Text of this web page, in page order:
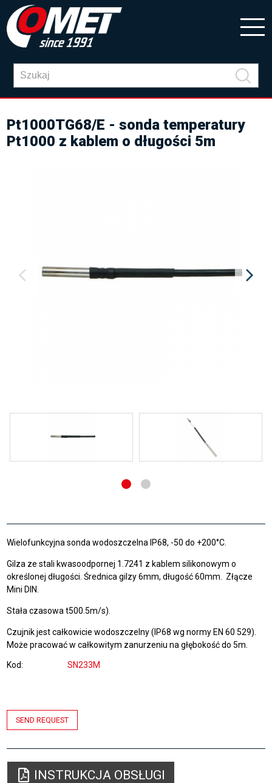
Pt1000TG68/E - sonda temperatury
Pt1000 z kablem o długości 5m
Wielofunkcyjna sonda wodoszczelna IP68, -50 do +200°C.
Gilza ze stali kwasoodpornej 1.7241 z kablem silikonowym o
określonej długości. Średnica gilzy 6mm, długość 60mm. Złącze
Mini DIN.
Stała czasowa t500.5m/s).
Czujnik jest całkowicie wodoszczelny (IP68 wg normy EN 60 529).
Może pracować w całkowitym zanurzeniu na głębokość do 5m.
Kod SN233M
SEND REQUEST
INSTRUKCJA OBSŁUGI